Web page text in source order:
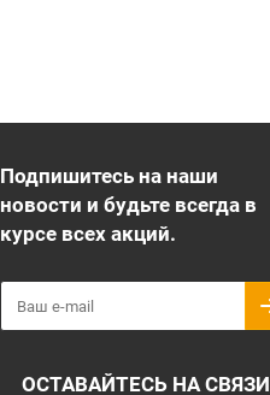
Подпишитесь на наши
новости и будьте всегда в
курсе всех акций.
ОСТАВАЙТЕСЬ НА СВЯЗИ